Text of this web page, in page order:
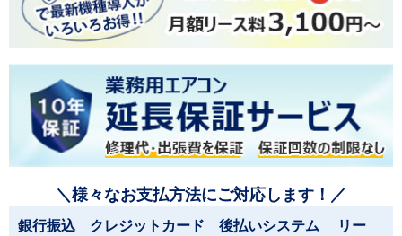
＼様々なお支払方法にご対応します！／
銀行振込 クレジットカード 後払いシステム リー